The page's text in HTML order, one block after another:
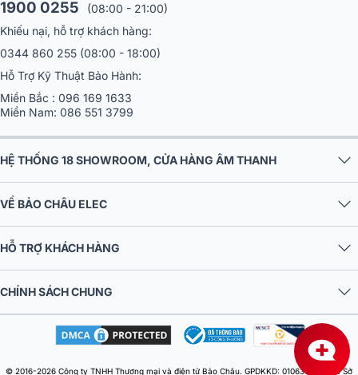
1900 0255
(08:00 - 21:00)
Khiếu nại, hỗ trợ khách hàng:
0344 860 255 (08:00 - 18:00)
Hỗ Trợ Kỹ Thuật Bảo Hành:
Miền Bắc : 096 169 1633
Miền Nam: 086 551 3799
HỆ THỐNG 18 SHOWROOM, CỬA HÀNG ÂM THANH
VỀ BẢO CHÂU ELEC
HỖ TRỢ KHÁCH HÀNG
CHÍNH SÁCH CHUNG
© 2016-2026 Công ty TNHH Thương mại và điện tử Bảo Châu. GPDKKD: 0106303879 do Sở